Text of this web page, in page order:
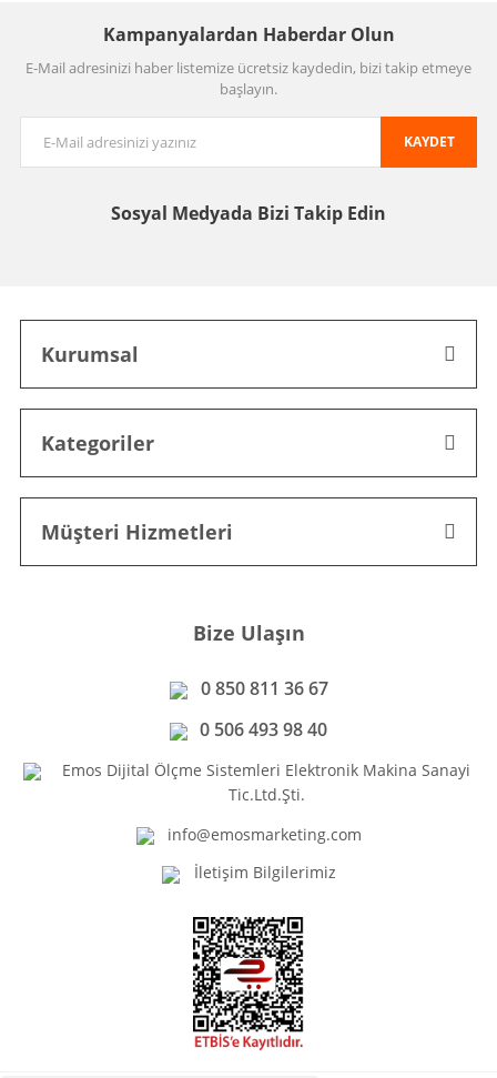
Kampanyalardan Haberdar Olun
E-Mail adresinizi haber listemize ücretsiz kaydedin, bizi takip etmeye
başlayın.
KAYDET
Sosyal Medyada Bizi Takip Edin
Kurumsal
Kategoriler
Müşteri Hizmetleri
Bize Ulaşın
0 850 811 36 67
0 506 493 98 40
Emos Dijital Ölçme Sistemleri Elektronik Makina Sanayi
Tic.Ltd.Şti.
info@emosmarketing.com
İletişim Bilgilerimiz